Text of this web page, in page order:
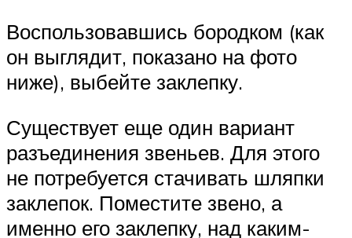
Воспользовавшись бородком (как
он выглядит, показано на фото
ниже), выбейте заклепку.
Существует еще один вариант
разъединения звеньев. Для этого
не потребуется стачивать шляпки
заклепок. Поместите звено, а
именно его заклепку, над каким-